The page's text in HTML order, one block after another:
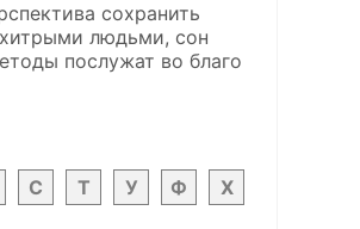
сохранить
людьми, сон
послужат во благо
С Т У Ф Х